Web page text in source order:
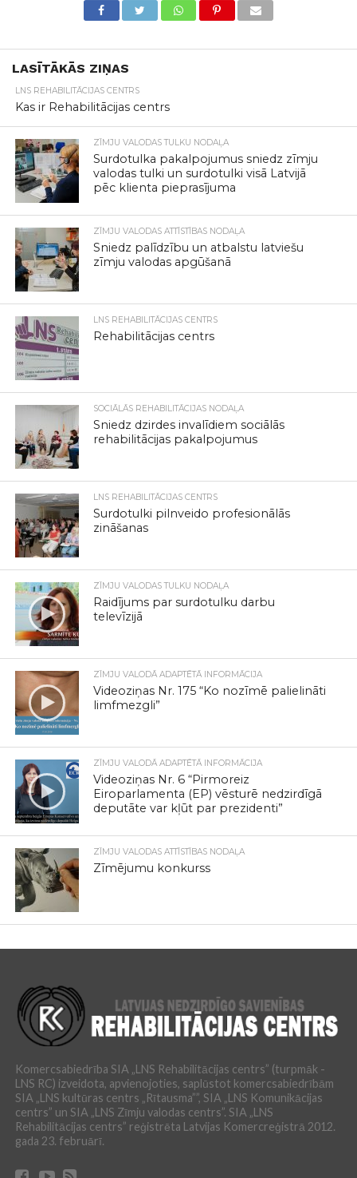
LASĪTĀKĀS ZIŅAS
LNS REHABILITĀCIJAS CENTRS
Kas ir Rehabilitācijas centrs
ZĪMJU VALODAS TULKU NODAĻA
Surdotulka pakalpojumus sniedz zīmju
valodas tulki un surdotulki visā Latvijā
pēc klienta pieprasījuma
ZĪMJU VALODAS ATTĪSTĪBAS NODAĻA
Sniedz palīdzību un atbalstu latviešu
zīmju valodas apgūšanā
LNS REHABILITĀCIJAS CENTRS
Rehabilitācijas centrs
SOCIĀLĀS REHABILITĀCIJAS NODAĻA
Sniedz dzirdes invalīdiem sociālās
rehabilitācijas pakalpojumus
LNS REHABILITĀCIJAS CENTRS
Surdotulki pilnveido profesionālās
zināšanas
ZĪMJU VALODAS TULKU NODAĻA
Raidījums par surdotulku darbu
televīzijā
ZĪMJU VALODĀ ADAPTĒTĀ INFORMĀCIJA
Videoziņas Nr. 175 “Ko nozīmē palielināti
limfmezgli”
ZĪMJU VALODĀ ADAPTĒTĀ INFORMĀCIJA
Videoziņas Nr. 6 “Pirmoreiz
Eiroparlamenta (EP) vēsturē nedzirdīgā
deputāte var kļūt par prezidenti”
ZĪMJU VALODAS ATTĪSTĪBAS NODAĻA
Zīmējumu konkurss
Komercsabiedrība SIA „LNS Rehabilitācijas centrs” (turpmāk -
LNS RC) izveidota, apvienojoties, saplūstot komercsabiedrībām
SIA „LNS kultūras centrs „Rītausma””, SIA „LNS Komunikācijas
centrs” un SIA „LNS Zīmju valodas centrs”. SIA „LNS
Rehabilitācijas centrs” reģistrēta Latvijas Komercreģistrā 2012.
gada 23. februārī.